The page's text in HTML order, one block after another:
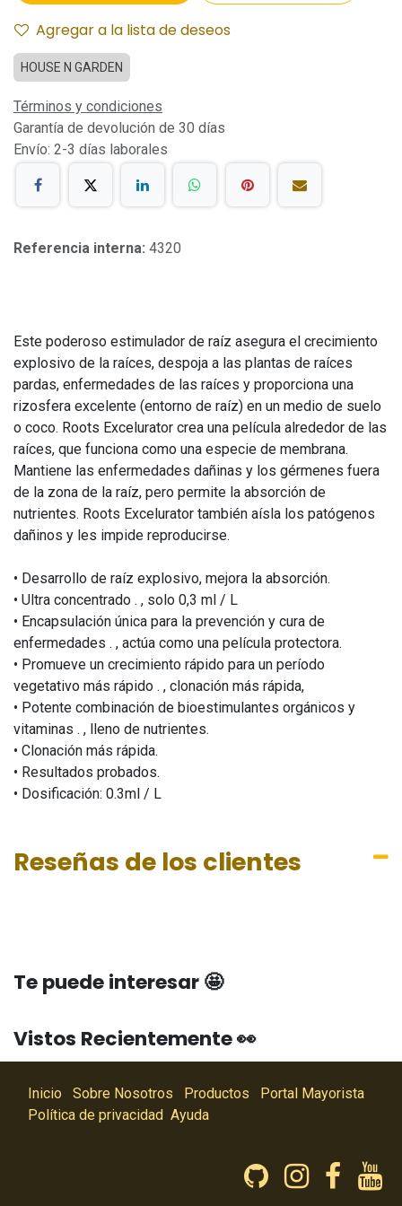
Agregar a la lista de deseos
HOUSE N GARDEN
Términos y condiciones
Garantía de devolución de 30 días
Envío: 2-3 días laborales
Referencia interna: 4320
Este poderoso estimulador de raíz asegura el crecimiento
explosivo de la raíces, despoja a las plantas de raíces
pardas, enfermedades de las raíces y proporciona una
rizosfera excelente (entorno de raíz) en un medio de suelo
o coco. Roots Excelurator crea una película alrededor de las
raíces, que funciona como una especie de membrana.
Mantiene las enfermedades dañinas y los gérmenes fuera
de la zona de la raíz, pero permite la absorción de
nutrientes. Roots Excelurator también aísla los patógenos
dañinos y les impide reproducirse.
• Desarrollo de raíz explosivo, mejora la absorción.
• Ultra concentrado . , solo 0,3 ml / L
• Encapsulación única para la prevención y cura de
enfermedades . , actúa como una película protectora.
• Promueve un crecimiento rápido para un período
vegetativo más rápido . , clonación más rápida,
• Potente combinación de bioestimulantes orgánicos y
vitaminas . , lleno de nutrientes.
• Clonación más rápida.
• Resultados probados.
• Dosificación: 0.3ml / L
Reseñas de los clientes
Te puede interesar 🤩
Vistos Recientemente 👀
Inicio Sobre Nosotros Productos
Portal Mayorista
Política de privacidad Ayuda